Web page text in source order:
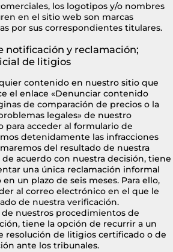
los logotipos y/o nombres
en el sitio web son marcas
por sus correspondientes titulares.
notificación y reclamación;
de litigios
contenido en nuestro sitio que
el enlace «Denunciar contenido
de comparación de precios o la
legales» de nuestro
acceder al formulario de
detenidamente las infracciones
del resultado de nuestra
acuerdo con nuestra decisión, tiene
una única reclamación informal
un plazo de seis meses. Para ello,
al correo electrónico en el que le
de nuestra verificación.
nuestros procedimientos de
tiene la opción de recurrir a un
resolución de litigios certificado o de
ante los tribunales.